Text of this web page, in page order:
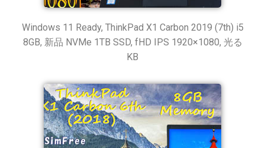
Windows 11 Ready, ThinkPad X1 Carbon 2019 (7th) i5
8GB, 新品 NVMe 1TB SSD, fHD IPS 1920×1080, 光る
KB